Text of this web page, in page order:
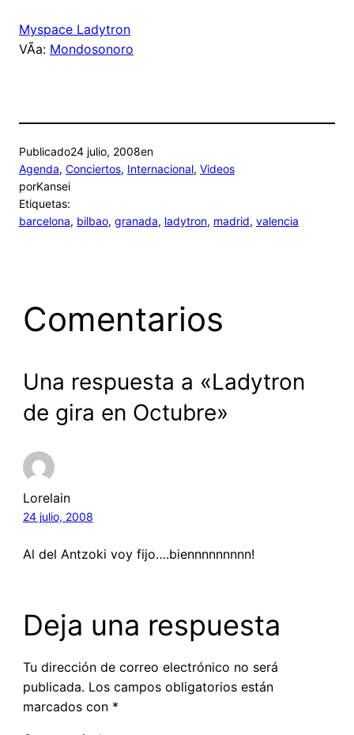
Myspace Ladytron
VÃ­a: Mondosonoro
Publicado24 julio, 2008en
Agenda, Conciertos, Internacional, Videos
porKansei
Etiquetas:
barcelona, bilbao, granada, ladytron, madrid, valencia
Comentarios
Una respuesta a «Ladytron
de gira en Octubre»
Lorelain
24 julio, 2008
Al del Antzoki voy fijo….biennnnnnnnn!
Deja una respuesta
Tu dirección de correo electrónico no será
publicada. Los campos obligatorios están
marcados con *